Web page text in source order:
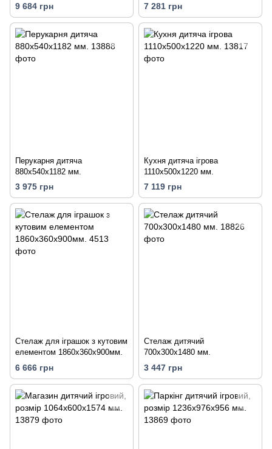
9 684 грн 7 281 грн
Перукарня дитяча
880х540х1182 мм.
3 975 грн
Кухня дитяча ігрова
1110х500х1220 мм.
7 119 грн
Стелаж для іграшок з кутовим
елементом 1860х360х900мм.
6 666 грн
Стелаж дитячий
700х300х1480 мм.
3 447 грн